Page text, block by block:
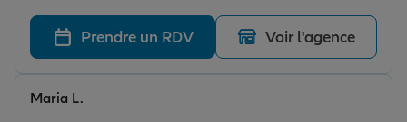
pour répondre à mes questions. Grâce à son aide et à
sa patience, j'ai pu résoudre un problème comptable
qui me préoccupait depuis longtemps. Elle m'a fourni
tous les documents nécessaires avec beaucoup
d'efficacité. Un grand merci pour son
Prendre un RDV Voir l'agence
Maria L.